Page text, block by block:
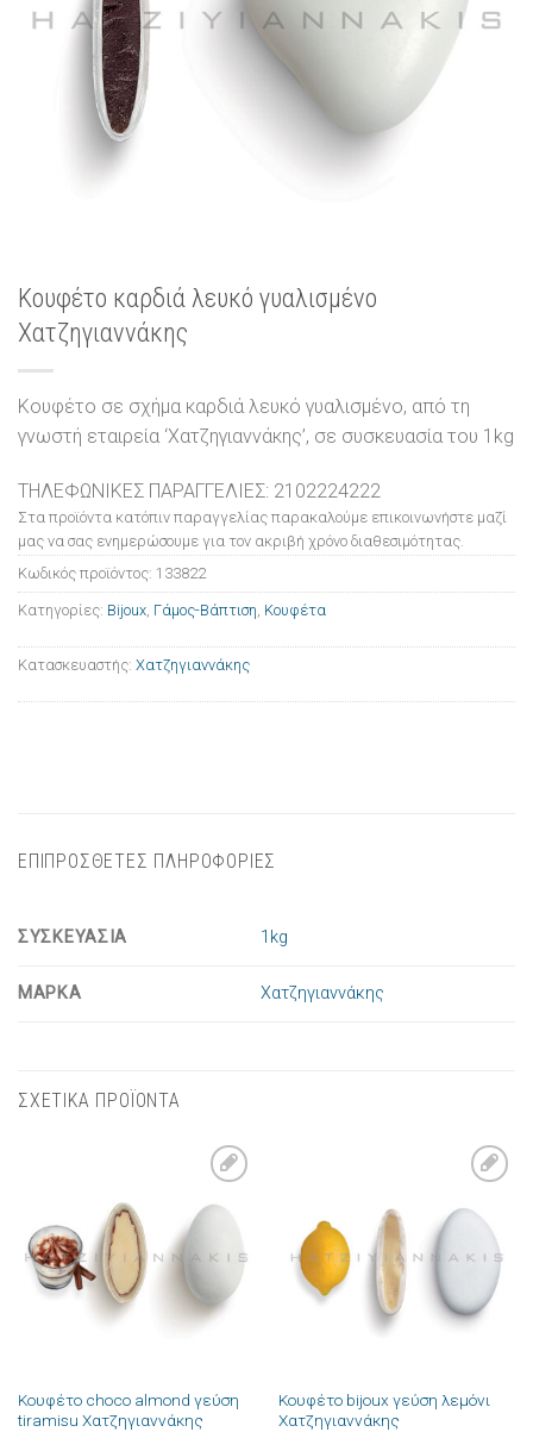
Κουφέτο καρδιά λευκό γυαλισμένο
Χατζηγιαννάκης
Κουφέτο σε σχήμα καρδιά λευκό γυαλισμένο, από τη
γνωστή εταιρεία ‘Χατζηγιαννάκης’, σε συσκευασία του 1kg
ΤΗΛΕΦΩΝΙΚΕΣ ΠΑΡΑΓΓΕΛΙΕΣ: 2102224222
Στα προϊόντα κατόπιν παραγγελίας παρακαλούμε επικοινωνήστε μαζί
μας να σας ενημερώσουμε για τον ακριβή χρόνο διαθεσιμότητας.
Κωδικός προϊόντος: 133822
Κατηγορίες: Bijoux Γάμος-Βάπτιση Κουφέτα
Κατασκευαστής: Χατζηγιαννάκης
ΕΠΙΠΡΟΣΘΕΤΕΣ ΠΛΗΡΟΦΟΡΙΕΣ
ΣΥΣΚΕΥΑΣΙΑ 1kg
ΜΑΡΚΑ Χατζηγιαννάκης
ΣΧΕΤΙΚΑ ΠΡΟΪΟΝΤΑ
στην λίστα
επιθυμιών
Κουφέτο choco almond γεύση
tiramisu Χατζηγιαννάκης
στην λίστα
επιθυμιών
Κουφέτο bijoux γεύση λεμόνι
Χατζηγιαννάκης